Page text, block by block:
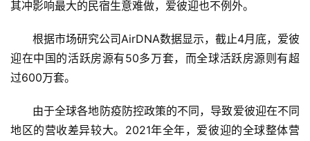
其冲影响最大的民宿生意难做，爱彼迎也不例外。
根据市场研究公司AirDNA数据显示，截止4月底，爱彼
迎在中国的活跃房源有50多万套，而全球活跃房源则有超
过600万套。
由于全球各地防疫防控政策的不同，导致爱彼迎在不同
地区的营收差异较大。 2021年全年，爱彼迎的全球整体营